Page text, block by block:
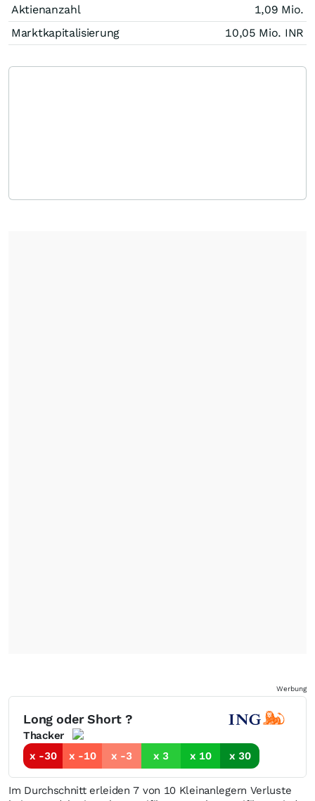
Aktienanzahl
1,09 Mio.
Marktkapitalisierung
10,05 Mio. INR
Werbung
Long oder Short ?
Thacker
x -30
x -10 x -3 x 3 x 10 x 30
Im Durchschnitt erleiden 7 von 10 Kleinanlegern Verluste